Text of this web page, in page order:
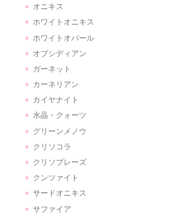
オニキス
ホワイトオニキス
ホワイトオパール
オブシディアン
ガーネット
カーネリアン
カイヤナイト
水晶・クォーツ
グリーンメノウ
クリソコラ
クリソプレーズ
クンツァイト
サードオニキス
サファイア